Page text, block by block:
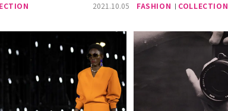
2021.10.05 FASHION COLLECTION